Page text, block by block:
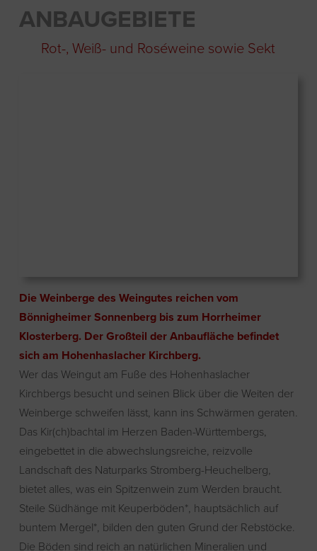
ANBAUGEBIETE
Rot-, Weiß- und Roséweine sowie Sekt
Die Weinberge des Weingutes reichen vom
Bönnigheimer Sonnenberg bis zum Horrheimer
Klosterberg. Der Großteil der Anbaufläche befindet
sich am Hohenhaslacher Kirchberg.
Wer das Weingut am Fuße des Hohenhaslacher
Kirchbergs besucht und seinen Blick über die Weiten der
Weinberge schweifen lässt, kann ins Schwärmen geraten.
Das Kir(ch)bachtal im Herzen Baden-Württembergs,
eingebettet in die abwechslungsreiche, reizvolle
Landschaft des Naturparks Stromberg-Heuchelberg,
bietet alles, was ein Spitzenwein zum Werden braucht.
Steile Südhänge mit Keuperböden*, hauptsächlich auf
buntem Mergel*, bilden den guten Grund der Rebstöcke.
Die Böden sind reich an natürlichen Mineralien und